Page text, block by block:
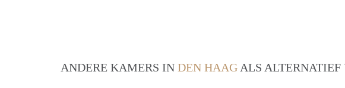
ANDERE KAMERS IN DEN HAAG ALS